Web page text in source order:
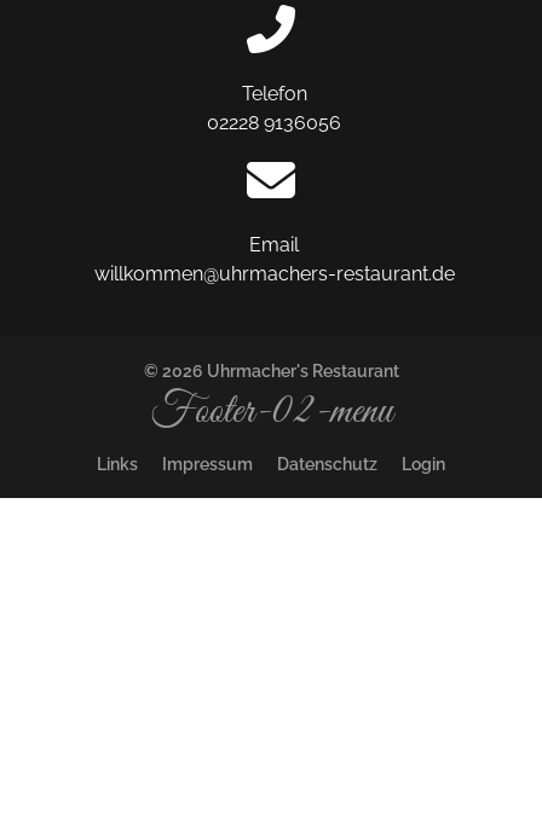
Telefon
02228 9136056
Email
willkommen@uhrmachers-restaurant.de
© 2026 Uhrmacher's Restaurant
Footer-02-menu
Links Impressum Datenschutz Login